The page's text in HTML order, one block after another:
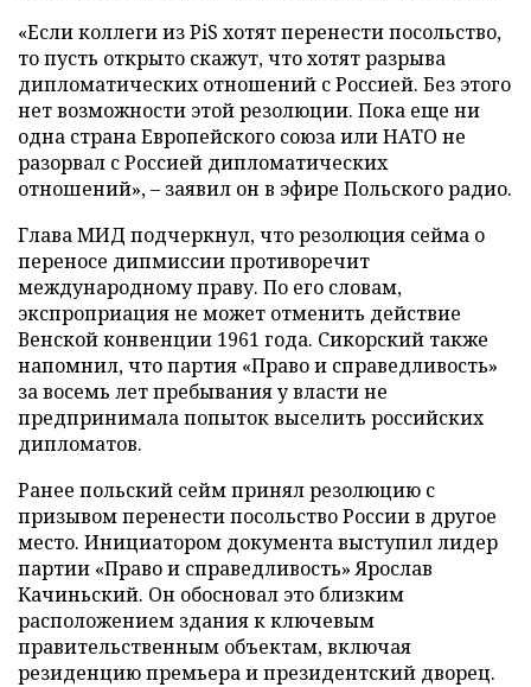
«Если коллеги из PiS хотят перенести посольство,
то пусть открыто скажут, что хотят разрыва
дипломатических отношений с Россией. Без этого
нет возможности этой резолюции. Пока еще ни
одна страна Европейского союза или НАТО не
разорвал с Россией дипломатических
отношений», – заявил он в эфире Польского радио.
Глава МИД подчеркнул, что резолюция сейма о
переносе дипмиссии противоречит
международному праву. По его словам,
экспроприация не может отменить действие
Венской конвенции 1961 года. Сикорский также
напомнил, что партия «Право и справедливость»
за восемь лет пребывания у власти не
предпринимала попыток выселить российских
дипломатов.
Ранее польский сейм принял резолюцию с
призывом перенести посольство России в другое
место. Инициатором документа выступил лидер
партии «Право и справедливость» Ярослав
Качиньский. Он обосновал это близким
расположением здания к ключевым
правительственным объектам, включая
резиденцию премьера и президентский дворец.